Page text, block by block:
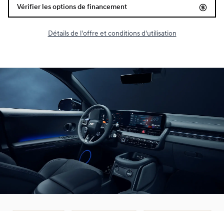
Vérifier les options de financement
Détails de l'offre et conditions d'utilisation